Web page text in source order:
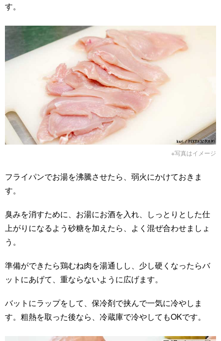
す。
※写真はイメージ
フライパンでお湯を沸騰させたら、弱火にかけておきま
す。
臭みを消すために、お湯にお酒を入れ、しっとりとした仕
上がりになるよう砂糖を加えたら、よく混ぜ合わせましょ
う。
準備ができたら鶏むね肉を湯通しし、少し硬くなったらバ
ットにあげて、重ならないように広げます。
バットにラップをして、保冷剤で挟んで一気に冷やしま
す。粗熱を取った後なら、冷蔵庫で冷やしてもOKです。